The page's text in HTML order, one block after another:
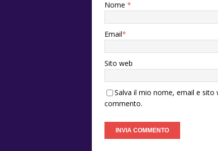
Nome *
Email*
Sito web
Salva il mio nome, email e
commento.